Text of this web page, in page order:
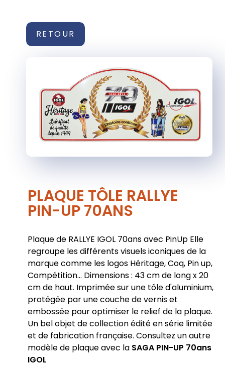
RETOUR
PLAQUE TÔLE RALLYE
PIN-UP 70ANS
Plaque de RALLYE IGOL 70ans avec PinUp Elle
regroupe les différents visuels iconiques de la
marque comme les logos Héritage, Coq, Pin up,
Compétition... Dimensions : 43 cm de long x 20
cm de haut. Imprimée sur une tôle d'aluminium,
protégée par une couche de vernis et
embossée pour optimiser le relief de la plaque.
Un bel objet de collection édité en série limitée
et de fabrication française. Consultez un autre
modèle de plaque avec la SAGA PIN-UP 70ans
IGOL